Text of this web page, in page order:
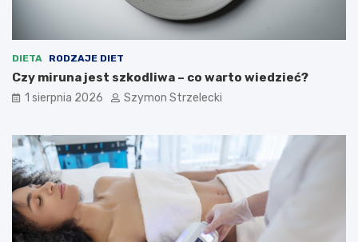
DIETA RODZAJE DIET
Czy miruna jest szkodliwa – co warto wiedzieć?
1 sierpnia 2026 Szymon Strzelecki